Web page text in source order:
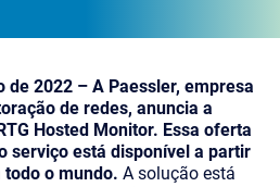
de 2022 – A Paessler, empresa
de redes, anuncia a
Hosted Monitor. Essa oferta
serviço está disponível a partir
o mundo. A solução está